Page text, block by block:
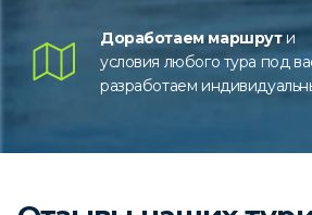
Доработаем маршрути
условия любого тура под
разработаем